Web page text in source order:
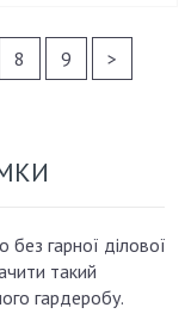
8 9
>
гарної ділової
такий
гардеробу.